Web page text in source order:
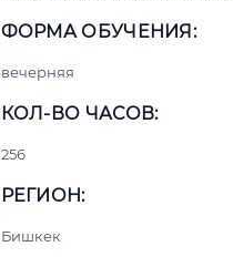
ФОРМА ОБУЧЕНИЯ:
вечерняя
КОЛ-ВО ЧАСОВ:
256
РЕГИОН:
Бишкек